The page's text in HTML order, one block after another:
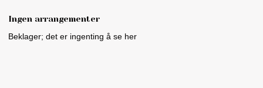
Ingen arrangementer
Beklager; det er ingenting å se her